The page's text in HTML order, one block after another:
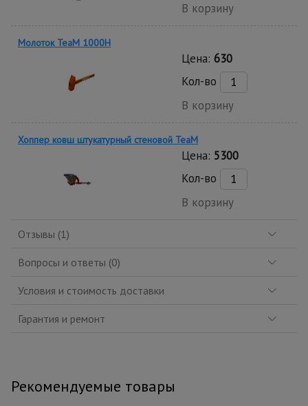
В корзину
Молоток TeaM 1000H
Цена: 630
Кол-во
В корзину
Хоппер ковш штукатурный стеновой TeaM
Цена: 5300
Кол-во
В корзину
Отзывы (1)
Вопросы и ответы (0)
Условия и стоимость доставки
Гарантия и ремонт
Рекомендуемые товары